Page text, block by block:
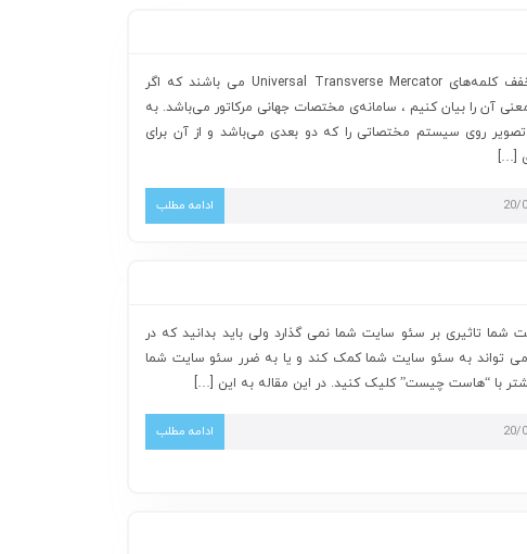
کد UTM چیست؟ کد UTM مخفف کلمه‌‌های Universal Transverse Mercator می باشند که اگر
آن را بیان کنیم ، سامانه‌ی مختصات جهانی مرکاتور می‌باشد. به
روی سیستم مختصاتی را که دو بعدی می‌باشد و از آن برای
[…]
ادامه مطلب
تاثیری بر سئو سایت شما نمی گذارد ولی باید بدانید که در
تواند به سئو سایت شما کمک کند و یا به ضرر سئو سایت شما
با “هاست چیست” کلیک کنید. در این مقاله به این […]
ادامه مطلب